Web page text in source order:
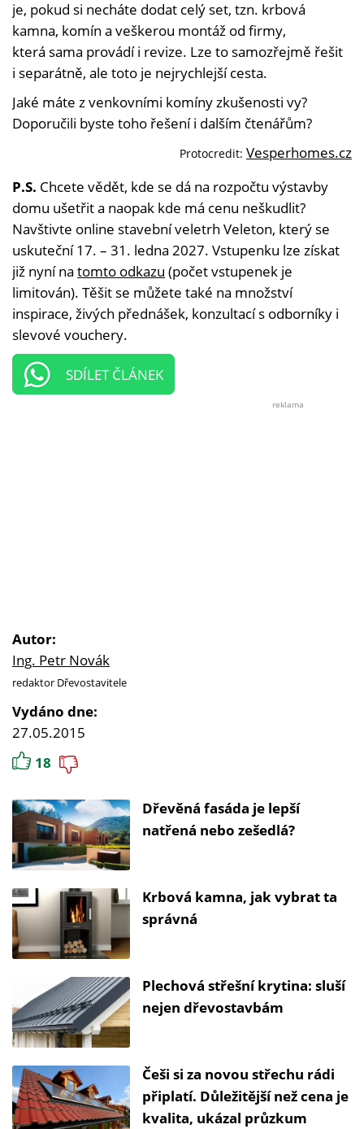
je, pokud si necháte dodat celý set, tzn. krbová
kamna, komín a veškerou montáž od firmy,
která sama provádí i revize. Lze to samozřejmě řešit
i separátně, ale toto je nejrychlejší cesta.
Jaké máte z venkovními komíny zkušenosti vy?
Doporučili byste toho řešení i dalším čtenářům?
Protocredit: Vesperhomes.cz
P.S. Chcete vědět, kde se dá na rozpočtu výstavby
domu ušetřit a naopak kde má cenu neškudlit?
Navštivte online stavební veletrh Veleton, který se
uskuteční 17. – 31. ledna 2027. Vstupenku lze získat
již nyní na tomto odkazu (počet vstupenek je
limitován). Těšit se můžete také na množství
inspirace, živých přednášek, konzultací s odborníky i
slevové vouchery.
SDÍLET ČLÁNEK
reklama
Autor:
Ing. Petr Novák
redaktor Dřevostavitele
Vydáno dne:
27.05.2015
18
Dřevěná fasáda je lepší
natřená nebo zešedlá?
Krbová kamna, jak vybrat ta
správná
Plechová střešní krytina: sluší
nejen dřevostavbám
Češi si za novou střechu rádi
připlatí. Důležitější než cena je
kvalita, ukázal průzkum